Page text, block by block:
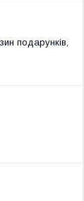
подарунків,